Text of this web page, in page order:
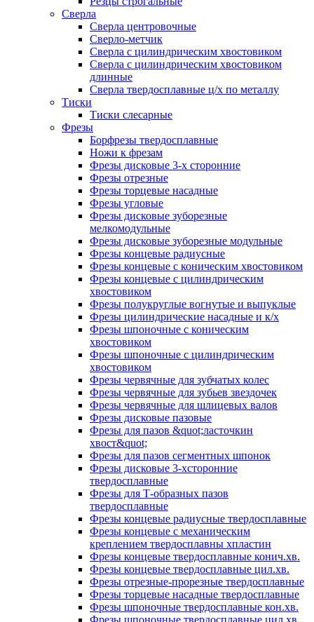
Сверла
Сверла центровочные
Сверло-метчик
Сверла с цилиндрическим хвостовиком
Сверла с цилиндрическим хвостовиком
длинные
Сверла твердосплавные ц/х по металлу
Тиски
Тиски слесарные
Фрезы
Борфрезы твердосплавные
Ножи к фрезам
Фрезы дисковые 3-х сторонние
Фрезы отрезные
Фрезы торцевые насадные
Фрезы угловые
Фрезы дисковые зуборезные
мелкомодульные
Фрезы дисковые зуборезные модульные
Фрезы концевые радиусные
Фрезы концевые с коническим хвостовиком
Фрезы концевые с цилиндрическим
хвостовиком
Фрезы полукруглые вогнутые и выпуклые
Фрезы цилиндрические насадные и к/х
Фрезы шпоночные с коническим
хвостовиком
Фрезы шпоночные с цилиндрическим
хвостовиком
Фрезы червячные для зубчатых колес
Фрезы червячные для зубьев звездочек
Фрезы червячные для шлицевых валов
Фрезы дисковые пазовые
Фрезы для пазов &quot;ласточкин
хвост&quot;
Фрезы для пазов сегментных шпонок
Фрезы дисковые 3-хсторонние
твердосплавные
Фрезы для Т-образных пазов
твердосплавные
Фрезы концевые радиусные твердосплавные
Фрезы концевые с механическим
креплением твердосплавны хпластин
Фрезы концевые твердосплавные конич.хв.
Фрезы концевые твердосплавные цил.хв.
Фрезы отрезные-прорезные твердосплавные
Фрезы торцевые насадные твердосплавные
Фрезы шпоночные твердосплавные кон.хв.
Фрезы шпоночные твердосплавные цил.хв.